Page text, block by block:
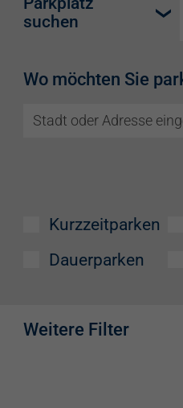
suchen
Wo möchten Sie
Kurzzeitparken
Dauerparken
Weitere Filter